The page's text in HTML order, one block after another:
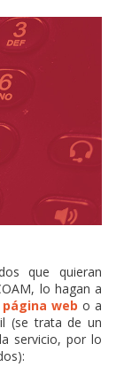
que quieran
lo hagan a
web o a
(se trata de un
servicio, por lo